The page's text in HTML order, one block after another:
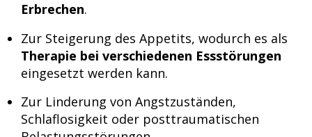
Erbrechen.
Zur Steigerung des Appetits, wodurch es als
Therapie bei verschiedenen Essstörungen
eingesetzt werden kann.
Zur Linderung von Angstzuständen,
Schlaflosigkeit oder posttraumatischen